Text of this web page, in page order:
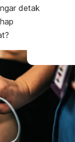
detak